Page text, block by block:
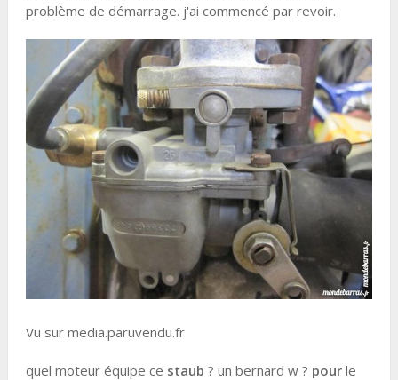
problème de démarrage. j'ai commencé par revoir.
Vu sur media.paruvendu.fr
quel moteur équipe ce staub ? un bernard w ? pourle